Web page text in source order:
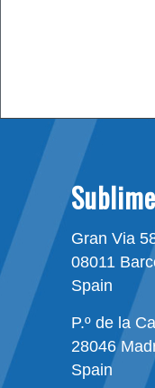
Gran Via
08011
Spain
P.º de la
28046
Spain